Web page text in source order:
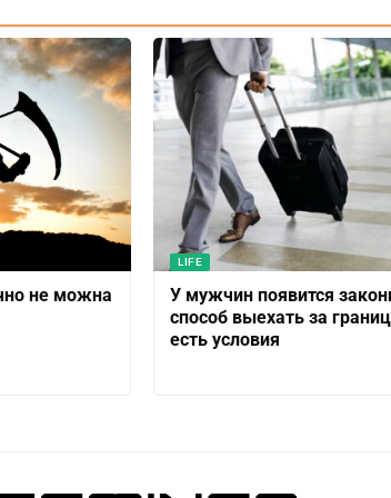
не можна
LIFE
У мужчин появится
способ выехать за
есть условия